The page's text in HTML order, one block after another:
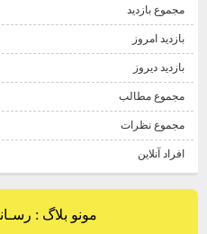
مجموع بازدید
بازدید امروز
بازدید دیروز
مجموع مطالب
مجموع نظرات
افراد آنلاین
مونو بلاگ: